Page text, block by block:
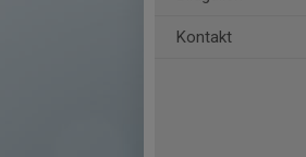
Kontakt